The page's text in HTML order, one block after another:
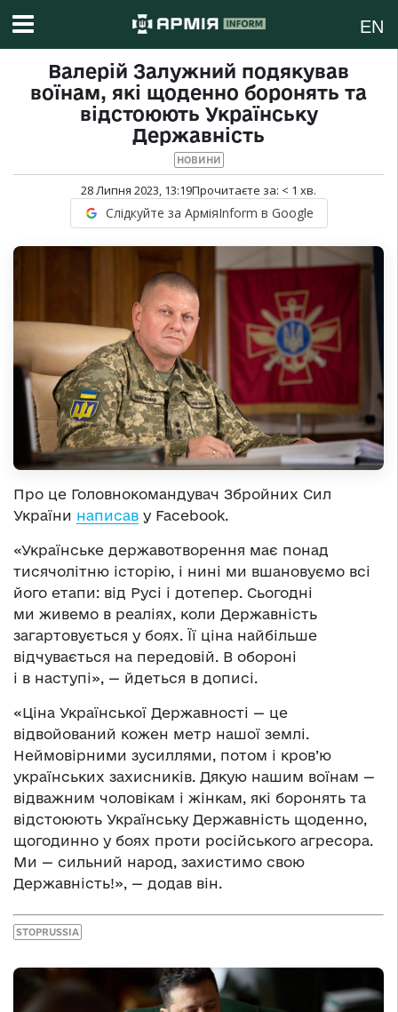
EN
Валерій Залужний подякував
воїнам, які щоденно боронять та
відстоюють Українську
Державність
НОВИНИ
28 Липня 2023, 13:19Прочитаєте за: < 1 хв.
Слідкуйте за АрміяInform в Google
Про це Головнокомандувач Збройних Сил
України написав у Facebook.
«Українське державотворення має понад
тисячолітню історію, і нині ми вшановуємо всі
його етапи: від Русі і дотепер. Сьогодні
ми живемо в реаліях, коли Державність
загартовується у боях. Її ціна найбільше
відчувається на передовій. В обороні
і в наступі», — йдеться в дописі.
«Ціна Української Державності — це
відвойований кожен метр нашої землі.
Неймовірними зусиллями, потом і кров’ю
українських захисників. Дякую нашим воїнам —
відважним чоловікам і жінкам, які боронять та
відстоюють Українську Державність щоденно,
щогодинно у боях проти російського агресора.
Ми — сильний народ, захистимо свою
Державність!», — додав він.
STOPRUSSIA